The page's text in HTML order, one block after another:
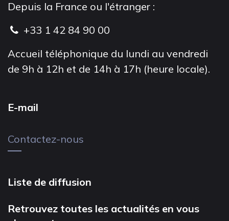
Depuis la France ou l'étranger :
+33 1 42 84 90 00
Accueil téléphonique du lundi au vendredi
de 9h à 12h et de 14h à 17h (heure locale).
E-mail
Contactez-nous
Liste de diffusion
Retrouvez toutes les actualités en vous